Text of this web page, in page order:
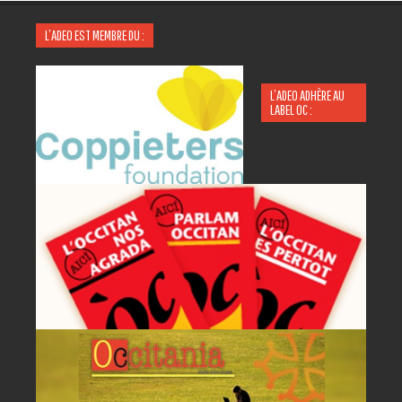
L’ADEO EST MEMBRE DU :
L’ADEO ADHÈRE AU
LABEL OC :